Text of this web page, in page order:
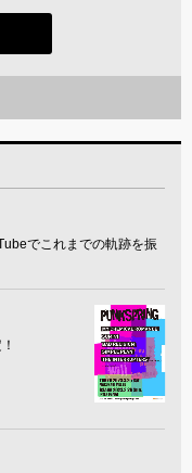
でこれまでの軌跡を振